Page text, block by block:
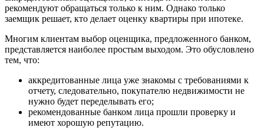
рекомендуют обращаться только к ним. Однако только
заемщик решает, кто делает оценку квартиры при ипотеке.
Многим клиентам выбор оценщика, предложенного банком,
представляется наиболее простым выходом. Это обусловлено
тем, что:
аккредитованные лица уже знакомы с требованиями к
отчету, следовательно, покупателю недвижимости не
нужно будет переделывать его;
рекомендованные банком лица прошли проверку и
имеют хорошую репутацию.